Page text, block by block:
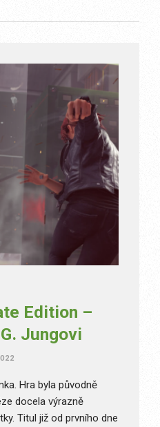
Edition –
Jungovi
Hra byla původně
docela výrazně
Titul již od prvního dne